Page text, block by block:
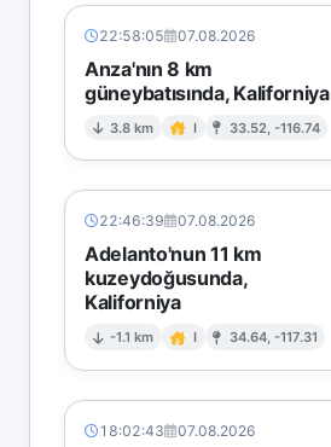
22:58:05 07.08.2026
Anza'nın 8 km
güneybatısında, Kaliforniya
3.8 km I 33.52, -116.74
22:46:39 07.08.2026
Adelanto'nun 11 km
kuzeydoğusunda,
Kaliforniya
-1.1 km I 34.64, -117.31
18:02:43 07.08.2026